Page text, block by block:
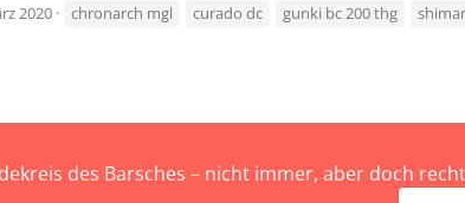
2020 chronarch mgl curado dc gunki bc 200 thg
des Barsches – nicht immer, aber doch